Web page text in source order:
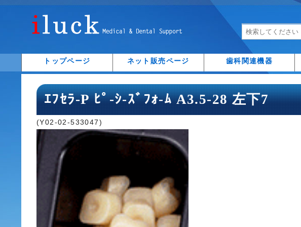
トップページ ネット販売ページ 歯科関連機器
ｴﾌｾﾗ-P ﾋﾟ-ｼ-ｽﾞﾌｫ-ﾑ A3.5-28 左下7
(Y02-02-533047)